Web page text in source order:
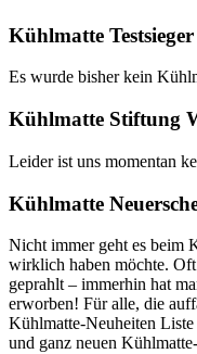
Kühlmatte Testsieger
Es wurde bisher kein
Kühlmatte Stiftung
Leider ist uns momentan
Kühlmatte
Nicht immer geht es beim
wirklich haben möchte.
geprahlt – immerhin hat
erworben! Für alle, die
Kühlmatte-Neuheiten
und ganz neuen